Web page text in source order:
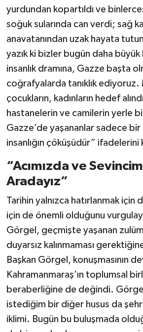
yurdundan kopartıldı ve
soğuk sularında can verdi; sağ
anavatanından uzak hayata
yazık ki bizler bugün daha büyük
insanlık dramına, Gazze başta
coğrafyalarda tanıklık ediyoruz.
çocukların, kadınların hedef
hastanelerin ve camilerin yerle
Gazze’de yaşananlar sadece
insanlığın çöküşüdür” ifadelerini
“Acımızda ve
Aradayız”
Tarihin yalnızca hatırlanmak
için de önemli olduğunu
Görgel, geçmişte yaşanan
duyarsız kalınmaması
Başkan Görgel, konuşmasının
Kahramanmaraş’ın toplumsal
beraberliğine de değindi.
istediğim bir diğer husus da
iklimi. Bugün bu buluşmada